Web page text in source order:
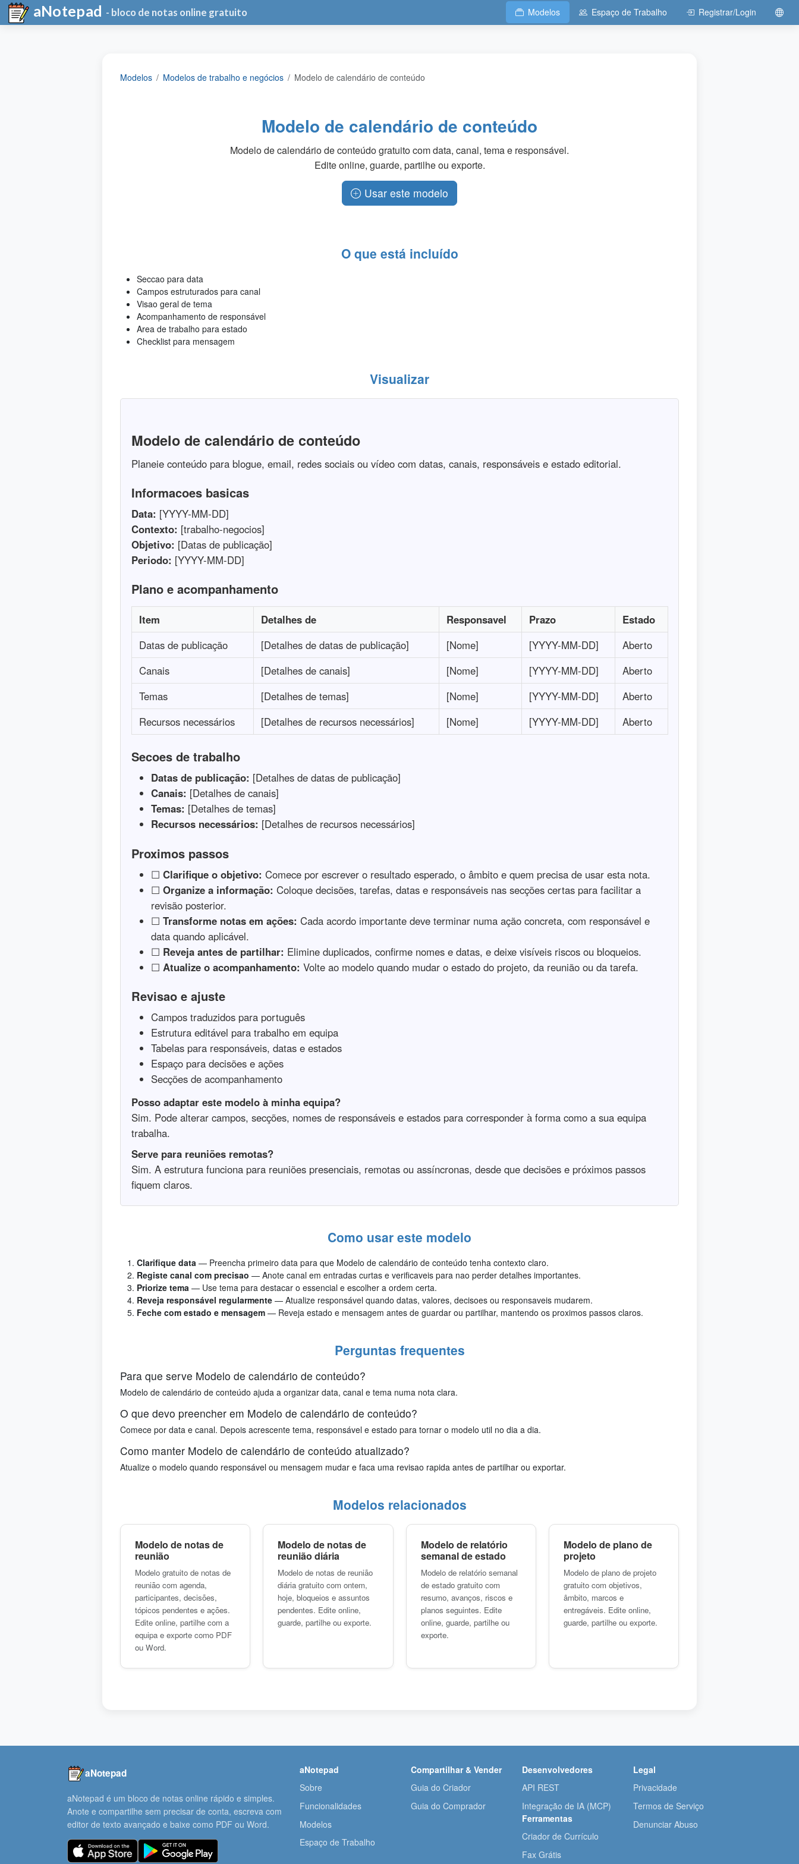
aNotepad - bloco de notas online gratuito Modelos Espaço de Trabalho Registrar/Login
Modelos Modelos de trabalho e negócios Modelo de calendário de conteúdo
Modelo de calendário de conteúdo
Modelo de calendário de conteúdo gratuito com data, canal, tema e responsável.
Edite online, guarde, partilhe ou exporte.
Usar este modelo
O que está incluído
Seccao para data
Campos estruturados para canal
Visao geral de tema
Acompanhamento de responsável
Area de trabalho para estado
Checklist para mensagem
Visualizar
Modelo de calendário de conteúdo
Planeie conteúdo para blogue, email, redes sociais ou vídeo com datas, canais, responsáveis e estado editorial.
Informacoes basicas
Data: [YYYY-MM-DD]
Contexto: [trabalho-negocios]
Objetivo: [Datas de publicação]
Periodo: [YYYY-MM-DD]
Plano e acompanhamento
Item Detalhes de Responsavel Prazo
Estado
Datas de publicação
[Detalhes de datas de publicação] [Nome] [YYYY-MM-DD]
Aberto
Canais
[Detalhes de canais] [Nome] [YYYY-MM-DD]
Aberto
Temas
[Detalhes de temas] [Nome] [YYYY-MM-DD]
Aberto
Recursos necessários
[Detalhes de recursos necessários] [Nome] [YYYY-MM-DD] Aberto
Secoes de trabalho
Datas de publicação: [Detalhes de datas de publicação]
Canais: [Detalhes de canais]
Temas: [Detalhes de temas]
Recursos necessários: [Detalhes de recursos necessários]
Proximos passos
☐Clarifique o objetivo: Comece por escrever o resultado esperado, o âmbito e quem precisa de usar esta nota.
☐Organize a informação: Coloque decisões, tarefas, datas e responsáveis nas secções certas para facilitar a
revisão posterior.
☐Transforme notas em ações: Cada acordo importante deve terminar numa ação concreta, com responsável e
data quando aplicável.
☐ Reveja antes de partilhar: Elimine duplicados, confirme nomes e datas, e deixe visíveis riscos ou bloqueios.
☐ Atualize o acompanhamento: Volte ao modelo quando mudar o estado do projeto, da reunião ou da tarefa.
Revisao e ajuste
Campos traduzidos para português
Estrutura editável para trabalho em equipa
Tabelas para responsáveis, datas e estados
Espaço para decisões e ações
Secções de acompanhamento
Posso adaptar este modelo à minha equipa?
Sim. Pode alterar campos, secções, nomes de responsáveis e estados para corresponder à forma como a sua equipa
trabalha.
Serve para reuniões remotas?
Sim. A estrutura funciona para reuniões presenciais, remotas ou assíncronas, desde que decisões e próximos passos
fiquem claros.
Como usar este modelo
Clarifique data — Preencha primeiro data para que Modelo de calendário de conteúdo tenha contexto claro.
Registe canal com precisao — Anote canal em entradas curtas e verificaveis para nao perder detalhes importantes.
Priorize tema — Use tema para destacar o essencial e escolher a ordem certa.
Reveja responsável regularmente — Atualize responsável quando datas, valores, decisoes ou responsaveis mudarem.
Feche com estado e mensagem — Reveja estado e mensagem antes de guardar ou partilhar, mantendo os proximos passos claros.
Perguntas frequentes
Para que serve Modelo de calendário de conteúdo?
Modelo de calendário de conteúdo ajuda a organizar data, canal e tema numa nota clara.
O que devo preencher em Modelo de calendário de conteúdo?
Comece por data e canal. Depois acrescente tema, responsável e estado para tornar o modelo util no dia a dia.
Como manter Modelo de calendário de conteúdo atualizado?
Atualize o modelo quando responsável ou mensagem mudar e faca uma revisao rapida antes de partilhar ou exportar.
Modelos relacionados
Modelo de notas de
reunião
Modelo gratuito de notas de
reunião com agenda,
participantes, decisões,
tópicos pendentes e ações.
Edite online, partilhe com a
equipa e exporte como PDF
ou Word.
Modelo de notas de
reunião diária
Modelo de notas de reunião
diária gratuito com ontem,
hoje, bloqueios e assuntos
pendentes. Edite online,
guarde, partilhe ou exporte.
Modelo de relatório
semanal de estado
Modelo de relatório semanal
de estado gratuito com
resumo, avanços, riscos e
planos seguintes. Edite
online, guarde, partilhe ou
exporte.
Modelo de plano de
projeto
Modelo de plano de projeto
gratuito com objetivos,
âmbito, marcos e
entregáveis. Edite online,
guarde, partilhe ou exporte.
aNotepad
aNotepad é um bloco de notas online rápido e simples.
Anote e compartilhe sem precisar de conta, escreva com
editor de texto avançado e baixe como PDF ou Word.
aNotepad
Sobre
Funcionalidades
Modelos
Espaço de Trabalho
Compartilhar & Vender
Guia do Criador
Guia do Comprador
Desenvolvedores
API REST
Integração de IA (MCP)
Ferramentas
Criador de Currículo
Fax Grátis
Legal
Privacidade
Termos de Serviço
Denunciar Abuso